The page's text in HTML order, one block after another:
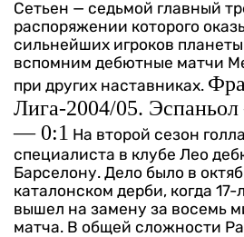
Сетьен — седьмой главный
распоряжении которого
сильнейших игроков
вспомним дебютные матчи
при других наставниках.
Лига-2004/05.
— 0:1 На второй сезон
специалиста в клубе Лео
Барселону. Дело было в
каталонском дерби, когда
вышел на замену за восемь
матча. В общей сложности